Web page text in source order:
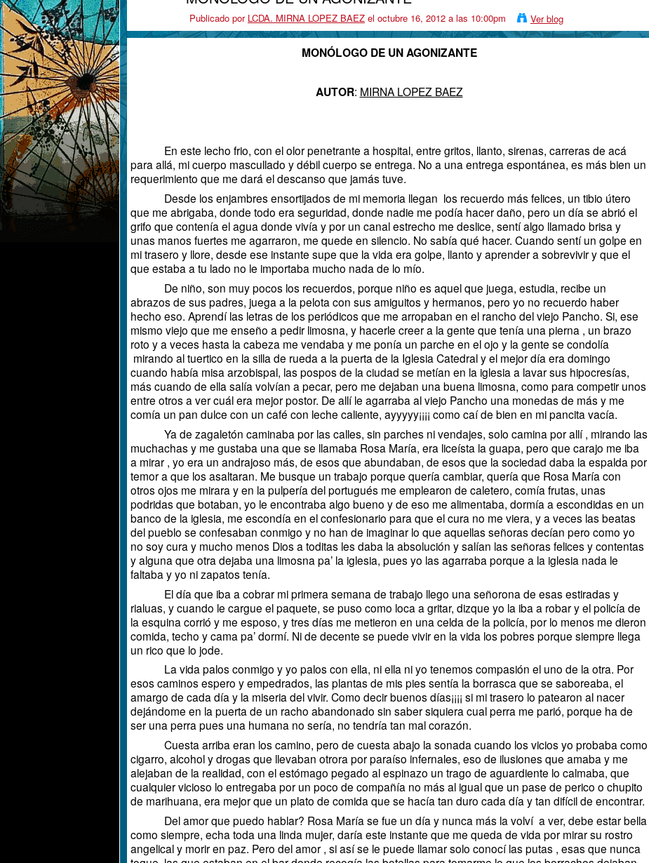
Publicado por LCDA. MIRNA LOPEZ BAEZ el octubre 16, 2012 a las 10:00pm Ver blog
MONÓLOGO DE UN AGONIZANTE
AUTOR: MIRNA LOPEZ BAEZ
En este lecho frio, con el olor penetrante a hospital, entre gritos, llanto, sirenas, carreras de acá
para allá, mi cuerpo mascullado y débil cuerpo se entrega. No a una entrega espontánea, es más bien un
requerimiento que me dará el descanso que jamás tuve.
Desde los enjambres ensortijados de mi memoria llegan los recuerdo más felices, un tibio útero
que me abrigaba, donde todo era seguridad, donde nadie me podía hacer daño, pero un día se abrió el
grifo que contenía el agua donde vivía y por un canal estrecho me deslice, sentí algo llamado brisa y
unas manos fuertes me agarraron, me quede en silencio. No sabía qué hacer. Cuando sentí un golpe en
mi trasero y llore, desde ese instante supe que la vida era golpe, llanto y aprender a sobrevivir y que el
que estaba a tu lado no le importaba mucho nada de lo mío.
De niño, son muy pocos los recuerdos, porque niño es aquel que juega, estudia, recibe un
abrazos de sus padres, juega a la pelota con sus amiguitos y hermanos, pero yo no recuerdo haber
hecho eso. Aprendí las letras de los periódicos que me arropaban en el rancho del viejo Pancho. Si, ese
mismo viejo que me enseño a pedir limosna, y hacerle creer a la gente que tenía una pierna , un brazo
roto y a veces hasta la cabeza me vendaba y me ponía un parche en el ojo y la gente se condolía
mirando al tuertico en la silla de rueda a la puerta de la Iglesia Catedral y el mejor día era domingo
cuando había misa arzobispal, las pospos de la ciudad se metían en la iglesia a lavar sus hipocresías,
más cuando de ella salía volvían a pecar, pero me dejaban una buena limosna, como para competir unos
entre otros a ver cuál era mejor postor. De allí le agarraba al viejo Pancho una monedas de más y me
comía un pan dulce con un café con leche caliente, ayyyyy¡¡¡¡ como caí de bien en mi pancita vacía.
Ya de zagaletón caminaba por las calles, sin parches ni vendajes, solo camina por allí , mirando las
muchachas y me gustaba una que se llamaba Rosa María, era liceísta la guapa, pero que carajo me iba
a mirar , yo era un andrajoso más, de esos que abundaban, de esos que la sociedad daba la espalda por
temor a que los asaltaran. Me busque un trabajo porque quería cambiar, quería que Rosa María con
otros ojos me mirara y en la pulpería del portugués me emplearon de caletero, comía frutas, unas
podridas que botaban, yo le encontraba algo bueno y de eso me alimentaba, dormía a escondidas en un
banco de la iglesia, me escondía en el confesionario para que el cura no me viera, y a veces las beatas
del pueblo se confesaban conmigo y no han de imaginar lo que aquellas señoras decían pero como yo
no soy cura y mucho menos Dios a toditas les daba la absolución y salían las señoras felices y contentas
y alguna que otra dejaba una limosna pa’ la iglesia, pues yo las agarraba porque a la iglesia nada le
faltaba y yo ni zapatos tenía.
El día que iba a cobrar mi primera semana de trabajo llego una señorona de esas estiradas y
rialuas, y cuando le cargue el paquete, se puso como loca a gritar, dizque yo la iba a robar y el policía de
la esquina corrió y me esposo, y tres días me metieron en una celda de la policía, por lo menos me dieron
comida, techo y cama pa’ dormí. Ni de decente se puede vivir en la vida los pobres porque siempre llega
un rico que lo jode.
La vida palos conmigo y yo palos con ella, ni ella ni yo tenemos compasión el uno de la otra. Por
esos caminos espero y empedrados, las plantas de mis pies sentía la borrasca que se saboreaba, el
amargo de cada día y la miseria del vivir. Como decir buenos días¡¡¡¡ si mi trasero lo patearon al nacer
dejándome en la puerta de un racho abandonado sin saber siquiera cual perra me parió, porque ha de
ser una perra pues una humana no sería, no tendría tan mal corazón.
Cuesta arriba eran los camino, pero de cuesta abajo la sonada cuando los vicios yo probaba como
cigarro, alcohol y drogas que llevaban otrora por paraíso infernales, eso de ilusiones que amaba y me
alejaban de la realidad, con el estómago pegado al espinazo un trago de aguardiente lo calmaba, que
cualquier vicioso lo entregaba por un poco de compañía no más al igual que un pase de perico o chupito
de marihuana, era mejor que un plato de comida que se hacía tan duro cada día y tan difícil de encontrar.
Del amor que puedo hablar? Rosa María se fue un día y nunca más la volví a ver, debe estar bella
como siempre, echa toda una linda mujer, daría este instante que me queda de vida por mirar su rostro
angelical y morir en paz. Pero del amor , si así se le puede llamar solo conocí las putas , esas que nunca